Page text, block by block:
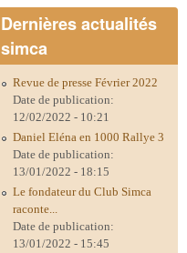
Dernières actualités
simca
Revue de presse Février 2022
Date de publication:
12/02/2022 - 10:21
Daniel Eléna en 1000 Rallye 3
Date de publication:
13/01/2022 - 18:15
Le fondateur du Club Simca
raconte...
Date de publication:
13/01/2022 - 15:45